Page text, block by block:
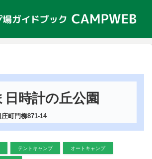
時計の丘公園
町門柳871-14
テントキャンプ オートキャンプ